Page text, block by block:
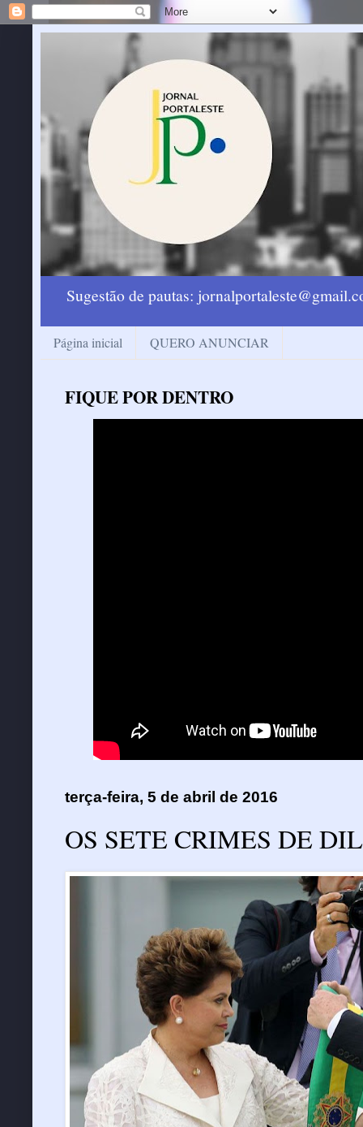
Sugestão de pautas:
Página inicial QUERO ANUNCIAR
FIQUE POR DENTRO
terça-feira, 5 de abril de 2016
OS SETE CRIMES DE